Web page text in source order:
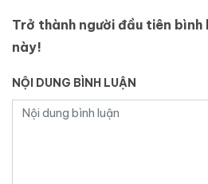
Trở thành người đầu tiên bình
này!
NỘI DUNG BÌNH LUẬN